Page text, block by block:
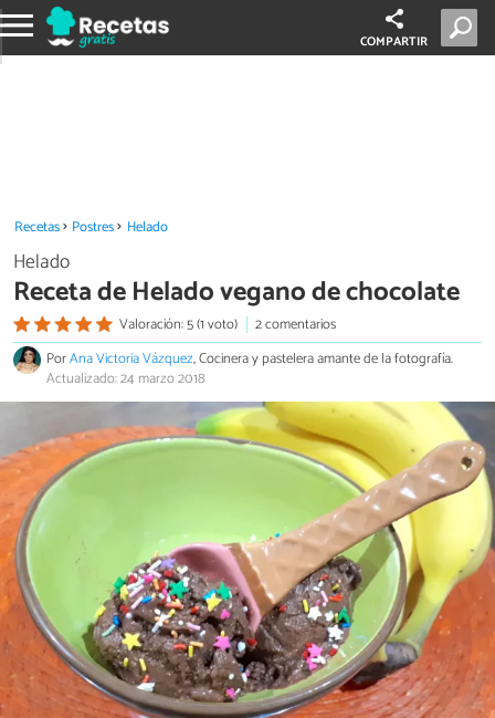
COMPARTIR
Recetas Postres Helado
Helado
Receta de Helado vegano de chocolate
Valoración: 5 (1 voto)
2 comentarios
PorAna Victoria Vázquez, Cocinera y pastelera amante de la fotografía.
Actualizado: 24 marzo 2018